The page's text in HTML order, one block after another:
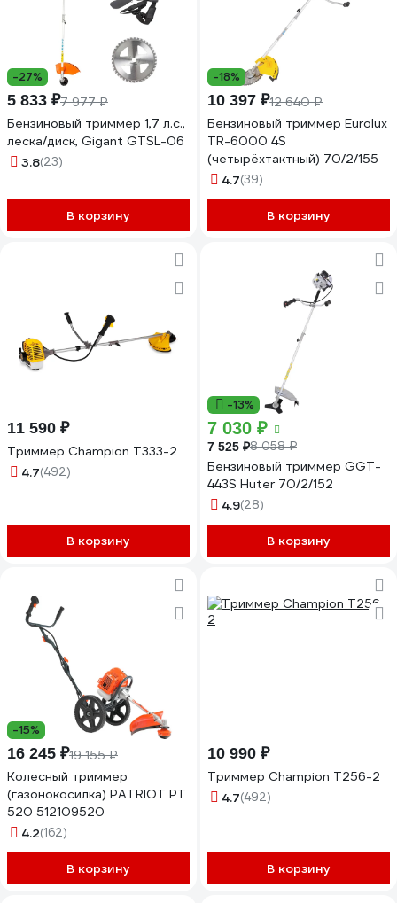
-27%
5 833 ₽7 977 ₽
Бензиновый триммер 1,7 л.с.,
леска/диск, Gigant GTSL-06
3.8(23)
В корзину
-18%
10 397 ₽12 640 ₽
Бензиновый триммер Eurolux
TR-6000 4S
(четырёхтактный) 70/2/155
4.7(39)
В корзину
11 590 ₽
Триммер Champion Т333-2
4.7(492)
В корзину
-13%
7 030 ₽
7 525 ₽8 058 ₽
Бензиновый триммер GGT-
443S Huter 70/2/152
4.9(28)
В корзину
-15%
16 245 ₽19 155 ₽
Колесный триммер
(газонокосилка) PATRIOT PT
520 512109520
4.2(162)
В корзину
10 990 ₽
Триммер Champion Т256-2
4.7(492)
В корзину